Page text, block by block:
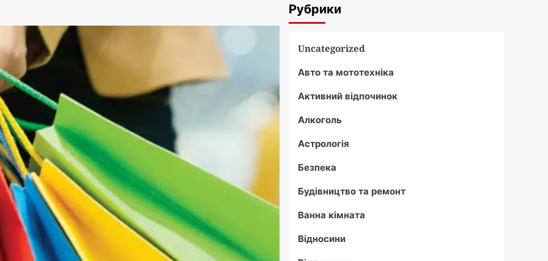
Рубрики
Uncategorized
Авто та мототехніка
Активний відпочинок
Алкоголь
Астрологія
Безпека
Будівництво та ремонт
Ванна кімната
Відносини